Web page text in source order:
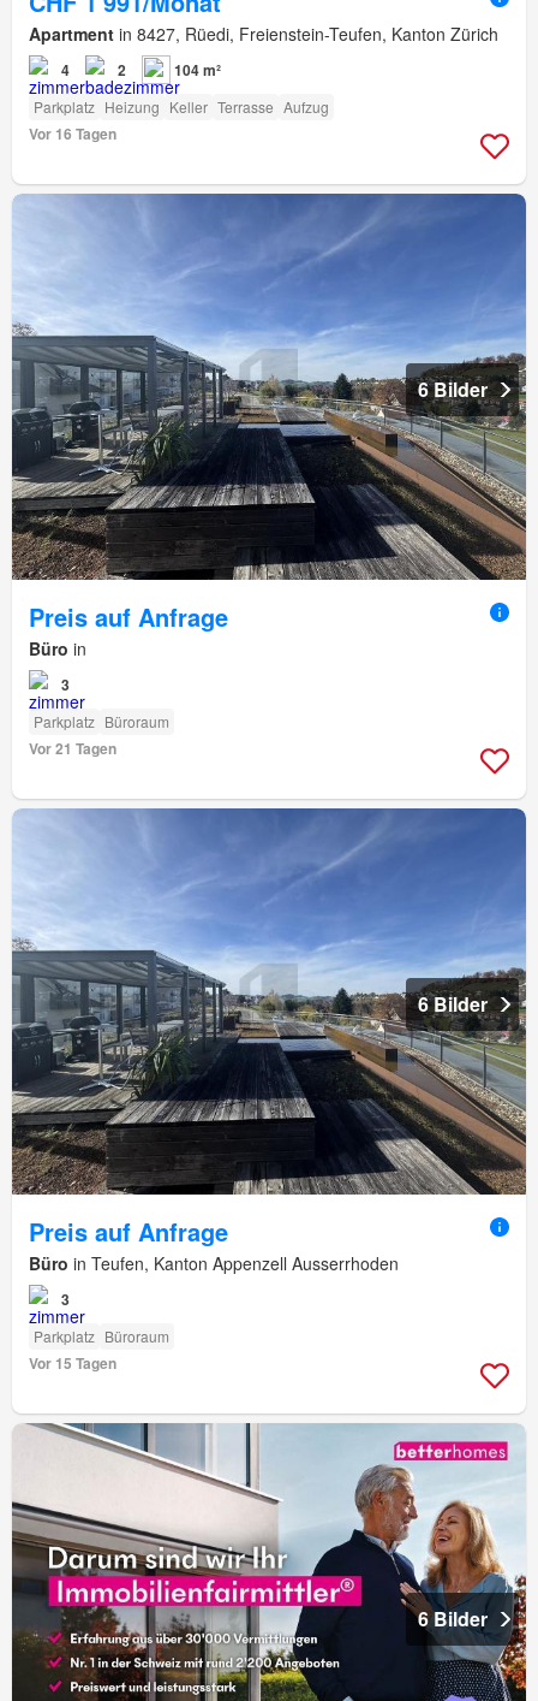
Apartment in 8427, Rüedi, Freienstein-Teufen, Kanton Zürich
4 2 104 m²
Parkplatz Heizung Keller Terrasse Aufzug
Vor 16 Tagen
6 Bilder
Preis auf Anfrage
Büro in
3
Parkplatz Büroraum
Vor 21 Tagen
6 Bilder
Preis auf Anfrage
Büro in Teufen, Kanton Appenzell Ausserrhoden
3
Parkplatz Büroraum
Vor 15 Tagen
6 Bilder